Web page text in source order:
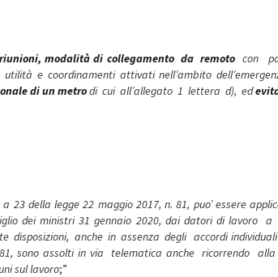
modalità di collegamento da remoto con
e coordinamenti attivati nell’ambito
di un metrodi cui all’allegato 1 lettera d), ed
23 della legge 22 maggio 2017, n. 81, puo’ essere
dei ministri 31 gennaio 2020, dai datori di lavoro a
anche in assenza degli accordi individuali
sono assolti in via telematica anche ricorrendo
sul lavoro;”